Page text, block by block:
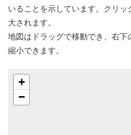
いることを示しています。クリ
大されます。
地図はドラッグで移動でき、右下
縮小できます。
+
−